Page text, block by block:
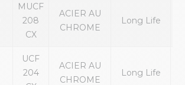
MUCF
208
CX
ACIER AU
CHROME
Long Life
UCF
204
ACIER AU
CHROME
Long Life